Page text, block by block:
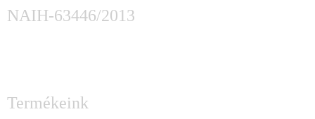
NAIH-63446/2013
Termékeink